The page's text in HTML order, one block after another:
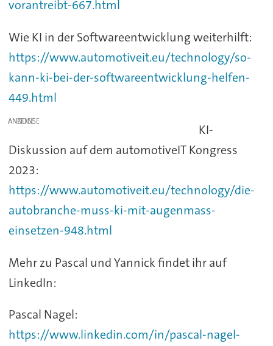
vorantreibt-667.html
Wie KI in der Softwareentwicklung weiterhilft:
https://www.automotiveit.eu/technology/so-
kann-ki-bei-der-softwareentwicklung-helfen-
449.html
ANZEIGE
KI-
Diskussion auf dem automotiveIT Kongress
2023:
https://www.automotiveit.eu/technology/die-
autobranche-muss-ki-mit-augenmass-
einsetzen-948.html
Mehr zu Pascal und Yannick findet ihr auf
LinkedIn:
Pascal Nagel:
https://www.linkedin.com/in/pascal-nagel-